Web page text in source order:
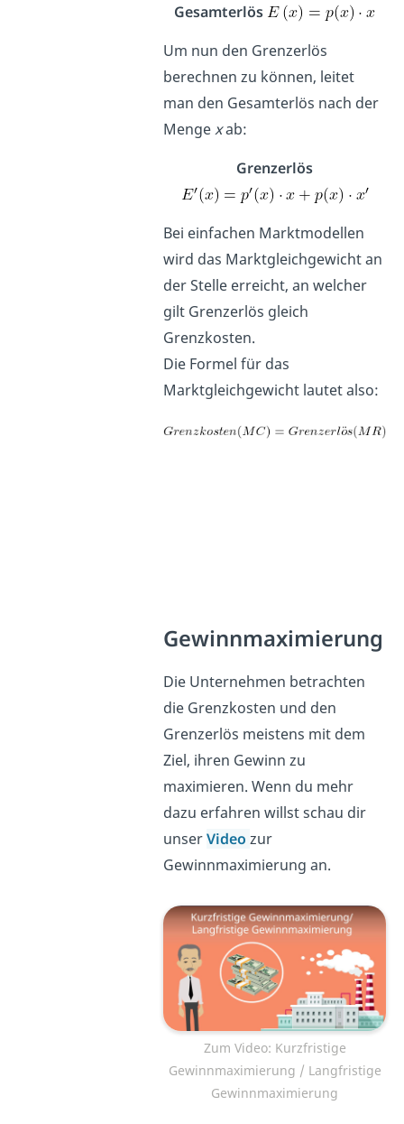
Gesamterlös
Um nun den Grenzerlös
berechnen zu können, leitet
man den Gesamterlös nach der
Mengexab:
Grenzerlös
Bei einfachen Marktmodellen
wird das Marktgleichgewicht an
der Stelle erreicht, an welcher
gilt Grenzerlös gleich
Grenzkosten.
Die Formel für das
Marktgleichgewicht lautet also:
Gewinnmaximierung
Die Unternehmen betrachten
die Grenzkosten und den
Grenzerlös meistens mit dem
Ziel, ihren Gewinn zu
maximieren. Wenn du mehr
dazu erfahren willst schau dir
unserVideozur
Gewinnmaximierung an.
Zum Video: Kurzfristige
Gewinnmaximierung / Langfristige
Gewinnmaximierung